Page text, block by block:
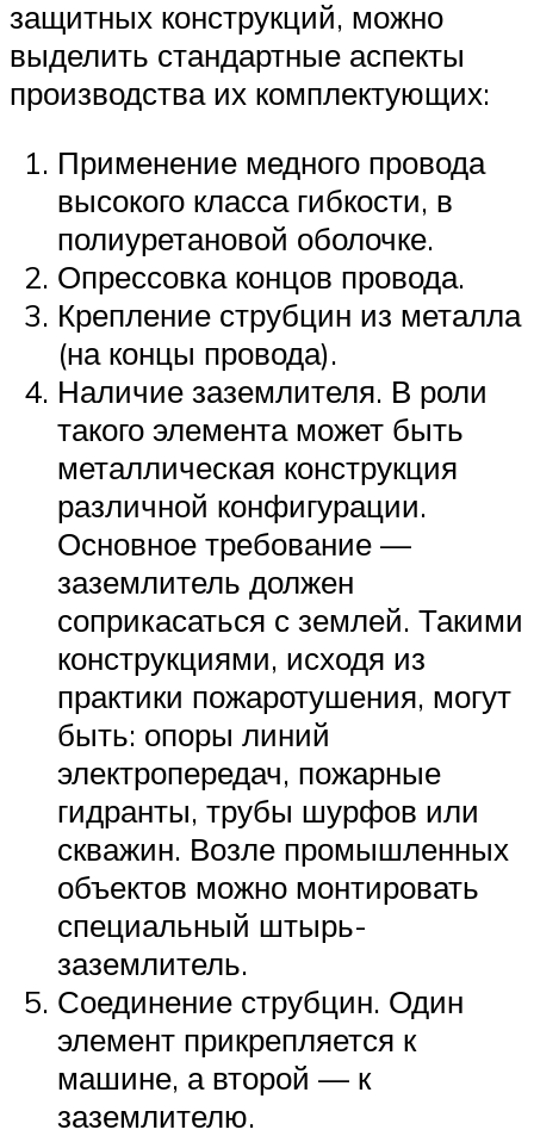
защитных конструкций, можно
выделить стандартные аспекты
производства их комплектующих:
Применение медного провода
высокого класса гибкости, в
полиуретановой оболочке.
Опрессовка концов провода.
Крепление струбцин из металла
(на концы провода).
Наличие заземлителя. В роли
такого элемента может быть
металлическая конструкция
различной конфигурации.
Основное требование —
заземлитель должен
соприкасаться с землей. Такими
конструкциями, исходя из
практики пожаротушения, могут
быть: опоры линий
электропередач, пожарные
гидранты, трубы шурфов или
скважин. Возле промышленных
объектов можно монтировать
специальный штырь-
заземлитель.
Соединение струбцин. Один
элемент прикрепляется к
машине, а второй — к
заземлителю.